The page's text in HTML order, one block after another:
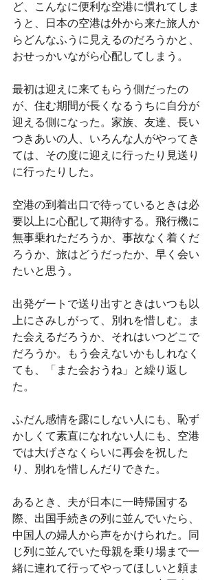
ど、こんなに便利な空港に慣れてしま
うと、日本の空港は外から来た旅人か
らどんなふうに見えるのだろうかと、
おせっかいながら心配してしまう。
最初は迎えに来てもらう側だったの
が、住む期間が長くなるうちに自分が
迎える側になった。家族、友達、長い
つきあいの人、いろんな人がやってき
ては、その度に迎えに行ったり見送り
に行ったりした。
空港の到着出口で待っているときは必
要以上に心配して期待する。飛行機に
無事乗れただろうか、事故なく着くだ
ろうか、旅はどうだったか、早く会い
たいと思う。
出発ゲートで送り出すときはいつも以
上にさみしがって、別れを惜しむ。ま
た会えるだろうか、それはいつどこで
だろうか。もう会えないかもしれなく
ても、「また会おうね」と繰り返し
た。
ふだん感情を露にしない人にも、恥ず
かしくて素直になれない人にも、空港
では大げさなくらいに再会を祝した
り、別れを惜しんだりできた。
あるとき、夫が日本に一時帰国する
際、出国手続きの列に並んでいたら、
中国人の婦人から声をかけられた。同
じ列に並んでいた母親を乗り場まで一
緒に連れて行ってやってほしいと頼ま